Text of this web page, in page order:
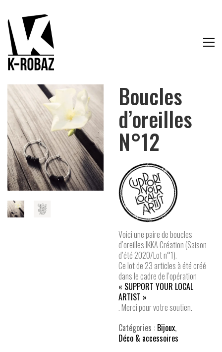
Boucles
d’oreilles
N°12
Voici une paire de boucles
d’oreilles IKKA Création (Saison
d’été 2020/Lot n°1).
Ce lot de 23 articles à été créé
dans le cadre de l’opération
« SUPPORT YOUR LOCAL
ARTIST »
. Merci pour votre soutien.
Catégories : Bijoux,
Déco & accessoires